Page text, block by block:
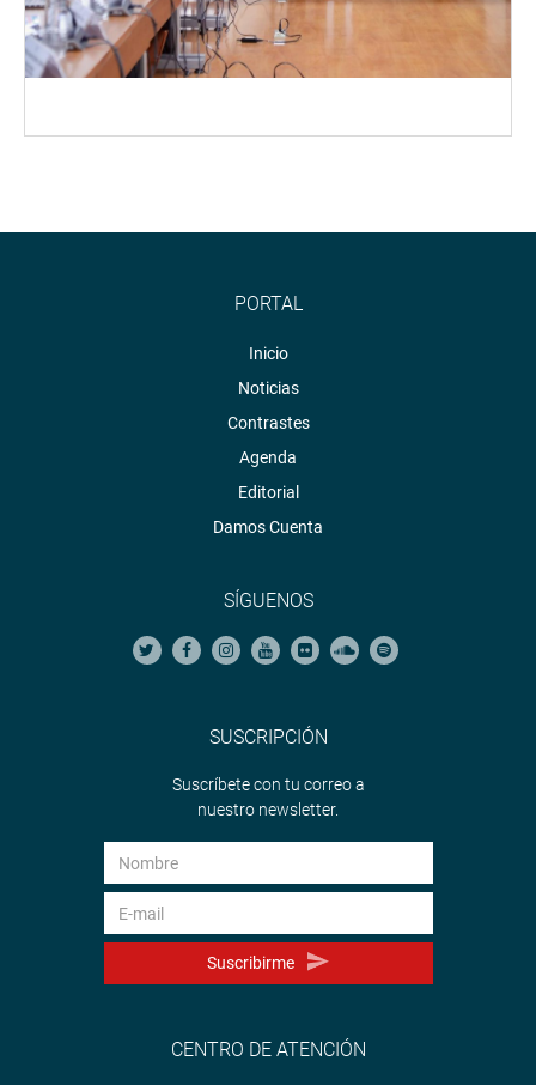
PORTAL
Inicio
Noticias
Contrastes
Agenda
Editorial
Damos Cuenta
SÍGUENOS
SUSCRIPCIÓN
Suscríbete con tu correo a
nuestro newsletter.
Suscribirme
CENTRO DE ATENCIÓN